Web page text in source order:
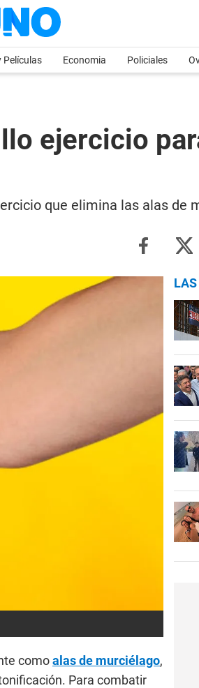
Películas Economia Policiales
ejercicio
que elimina las alas de
comoalas de murciélago,
Para combatir